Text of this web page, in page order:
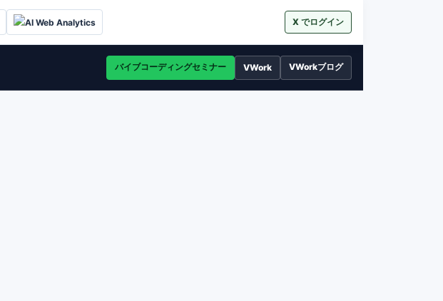
AI Web Analytics X でログイン
バイブコーディングセミナー VWork VWorkブログ